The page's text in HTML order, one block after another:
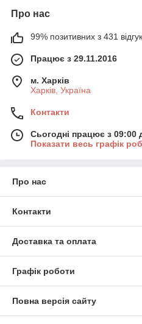
Про нас
99% позитивних з 431
Працює з 29.11.2016
м. Харків
Харків, Україна
Контакти
Сьогодні працює з 09:00
Показати весь графік
Про нас
Контакти
Доставка та оплата
Графік роботи
Повна версія сайту